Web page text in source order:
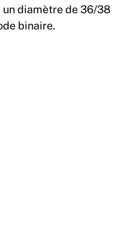
un diamètre de 36/38
binaire.